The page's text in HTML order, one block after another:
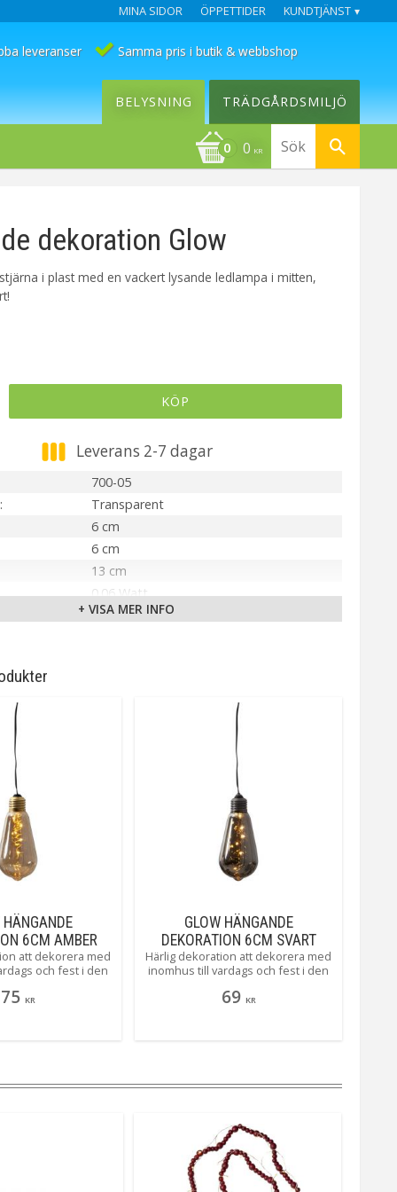
MINA SIDOR ÖPPETTIDER KUNDTJÄNST
leveranser Samma pris i butik & webbshop
0 KR
BELYSNING TRÄDGÅRDSMILJÖ
dekoration Glow
i plast med en vackert lysande ledlampa i mitten,
KÖP
Leverans 2-7 dagar
700-05
Transparent
6 cm
6 cm
13 cm
0.06 Watt
4,5V DC
Repeterande: på 6h/av 18h
+ VISA MER INFO
HÄNGANDE
6CM AMBER
att dekorera med
och fest i den
lätt att ställa in när
75 KR
GLOW HÄNGANDE
DEKORATION 6CM SVART
Härlig dekoration att dekorera med
inomhus till vardags och fest i den
timern gör det lätt att ställa in när
69 KR